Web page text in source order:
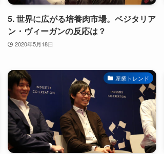
5. 世界に広がる培養肉市場。ベジタリア
ン・ヴィーガンの反応は？
2020年5月18日
産業トレンド